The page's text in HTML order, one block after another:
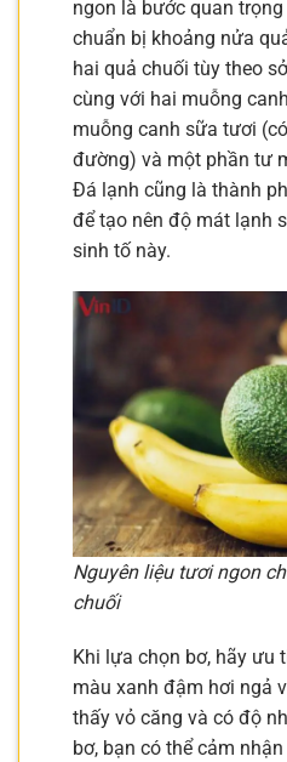
ngon là bước quan
chuẩn bị khoảng nửa
hai quả chuối tùy theo
cùng với hai muỗng
muỗng canh sữa tươi
đường) và một phần tư
Đá lạnh cũng là thành
để tạo nên độ mát lạnh
sinh tố này.
Nguyên liệu tươi ngon
chuối
Khi lựa chọn bơ, hãy ưu
màu xanh đậm hơi ngả
thấy vỏ căng và có độ
bơ, bạn có thể cảm